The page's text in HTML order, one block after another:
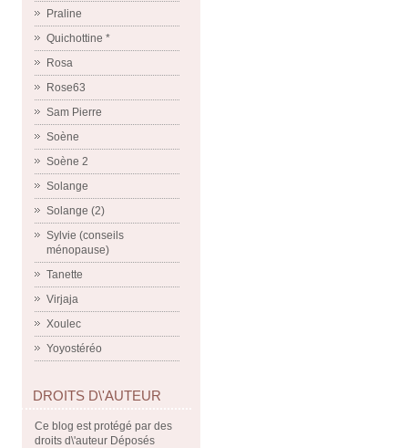
Praline
Quichottine *
Rosa
Rose63
Sam Pierre
Soène
Soène 2
Solange
Solange (2)
Sylvie (conseils
ménopause)
Tanette
Virjaja
Xoulec
Yoyostéréo
DROITS D\'AUTEUR
Ce blog est protégé par des
droits d\'auteur Déposés